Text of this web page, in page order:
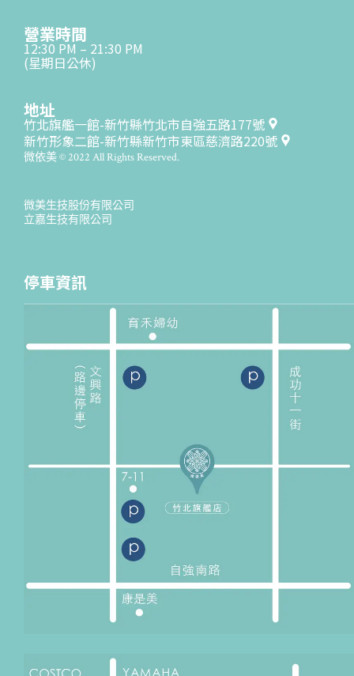
營業時間
12:30 PM – 21:30 PM
(星期日公休)
地址
竹北旗艦一館-新竹縣竹北市自強五路177號
新竹形象二館-新竹縣新竹市東區慈濟路220號
微依美 © 2022 All Rights Reserved.
微美生技股份有限公司
立嘉生技有限公司
停車資訊